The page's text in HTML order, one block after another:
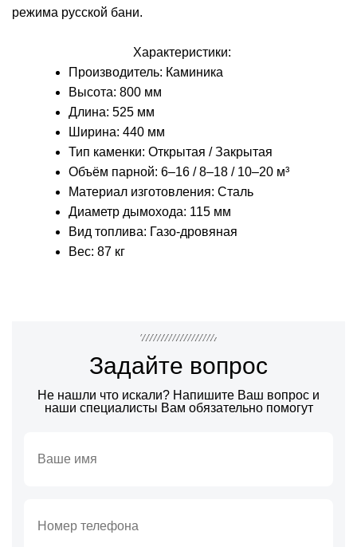
режима русской бани.
Характеристики:
Производитель: Каминика
Высота: 800 мм
Длина: 525 мм
Ширина: 440 мм
Тип каменки: Открытая / Закрытая
Объём парной: 6–16 / 8–18 / 10–20 м³
Материал изготовления: Сталь
Диаметр дымохода: 115 мм
Вид топлива: Газо-дровяная
Вес: 87 кг
Задайте вопрос
Не нашли что искали? Напишите Ваш вопрос и
наши специалисты Вам обязательно помогут